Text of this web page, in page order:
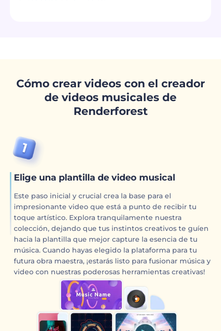
Cómo crear videos con el creador
de videos musicales de
Renderforest
Elige una plantilla de video musical
Este paso inicial y crucial crea la base para el
impresionante video que está a punto de recibir tu
toque artístico. Explora tranquilamente nuestra
colección, dejando que tus instintos creativos te guíen
hacia la plantilla que mejor capture la esencia de tu
música. Cuando hayas elegido la plataforma para tu
futura obra maestra, ¡estarás listo para fusionar música y
video con nuestras poderosas herramientas creativas!